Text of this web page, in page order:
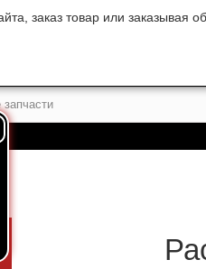
заказ товар или заказывая